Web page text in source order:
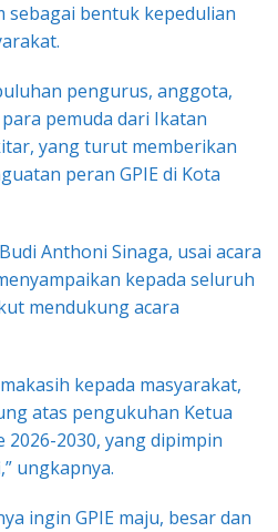
sebagai bentuk kepedulian
pengurus, anggota,
pemuda dari Ikatan
yang turut memberikan
peran GPIE di Kota
Anthoni Sinaga, usai acara
kepada seluruh
mendukung acara
kepada masyarakat,
atas pengukuhan Ketua
2026-2030, yang dipimpin
ungkapnya.
ingin GPIE maju, besar dan